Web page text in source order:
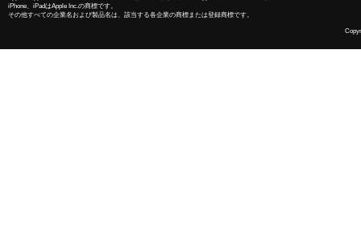
iPhone、iPadはApple Inc.の商標です。
その他すべての企業名および製品名は、該当する各企業の商標または登録商標です。